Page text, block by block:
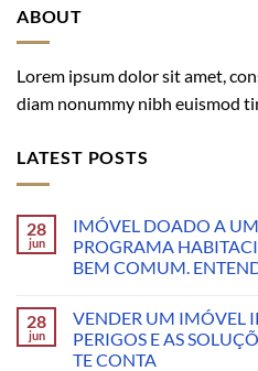
ABOUT
Lorem ipsum dolor sit amet,
diam nonummy nibh euismod
LATEST POSTS
28
jun
IMÓVEL DOADO A
PROGRAMA
BEM COMUM.
28
jun
VENDER UM IMÓVEL
PERIGOS E AS
TE CONTA